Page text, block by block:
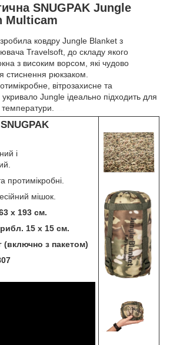
SNUGPAK Jungle
Multicam
ковдру Jungle Blanket з
Travelsoft, до складу якого
з високим ворсом, які чудово
стиснення рюкзаком.
вітрозахисне та
Jungle ідеально підходить для
температури.
і
протимікробні.
мішок.
х 193 см.
15 х 15 см.
(включно з пакетом)